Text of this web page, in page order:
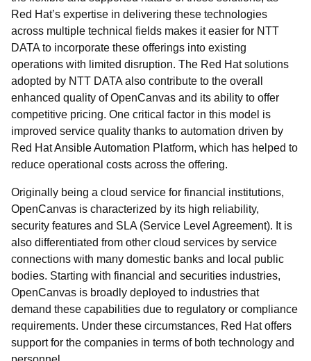
Red Hat’s expertise in delivering these technologies
across multiple technical fields makes it easier for NTT
DATA to incorporate these offerings into existing
operations with limited disruption. The Red Hat solutions
adopted by NTT DATA also contribute to the overall
enhanced quality of OpenCanvas and its ability to offer
competitive pricing. One critical factor in this model is
improved service quality thanks to automation driven by
Red Hat Ansible Automation Platform, which has helped to
reduce operational costs across the offering.
Originally being a cloud service for financial institutions,
OpenCanvas is characterized by its high reliability,
security features and SLA (Service Level Agreement). It is
also differentiated from other cloud services by service
connections with many domestic banks and local public
bodies. Starting with financial and securities industries,
OpenCanvas is broadly deployed to industries that
demand these capabilities due to regulatory or compliance
requirements. Under these circumstances, Red Hat offers
support for the companies in terms of both technology and